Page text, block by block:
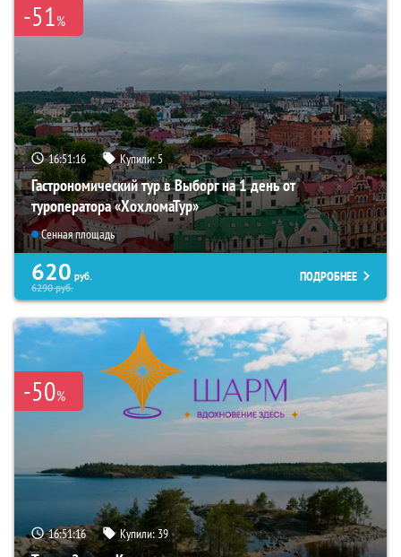
-51%
16:51:15 Купили:5
Гастрономический тур в Выборг на 1 день от
туроператора «ХохломаТур»
Сенная площадь
620 руб.
6290руб.
ПОДРОБНЕЕ
-50%
16:51:15 Купили:39